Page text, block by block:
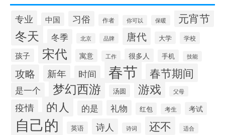
专业 中国 习俗 作者 你可以 保暖 元宵节
冬天 冬季 北京 品牌 唐代 大学 学校
孩子 宋代 寓意 工作 很多人 手机 技能
攻略 新年 时间 春节 春节期间
是一个 梦幻西游 汤圆 游戏 父母
疫情 的人 的是 礼物 红包 考生 考试
自己的 英语 诗人 诗词 还不 适合